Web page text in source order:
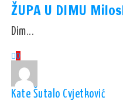
ŽUPA U DIMU
Dim...
0
Kate Šutalo Cvjetković